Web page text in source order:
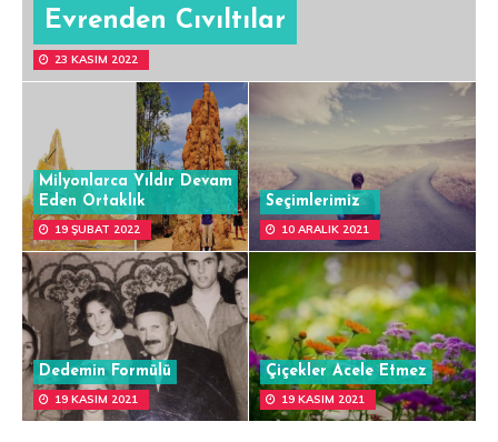
Evrenden Cıvıltılar
23 KASIM 2022
Milyonlarca Yıldır Devam
Eden Ortaklık
19 ŞUBAT 2022
Seçimlerimiz
10 ARALIK 2021
Dedemin Formülü
19 KASIM 2021
Çiçekler Acele Etmez
19 KASIM 2021